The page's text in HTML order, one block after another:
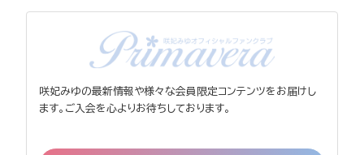
咲妃みゆの最新情報や様々な会員限定コンテンツをお届けし
ます。ご入会を心よりお待ちしております。